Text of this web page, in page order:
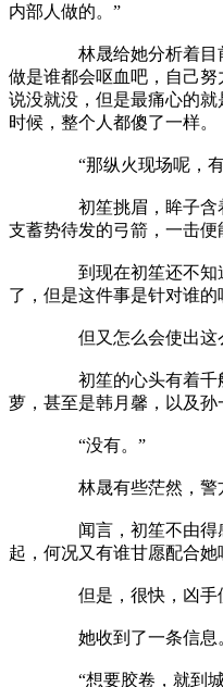
内部人做的。”
林晟给她分析着目前
做是谁都会呕血吧，自己
说没就没，但是最痛心的
时候，整个人都傻了一样。
“那纵火现场呢，有
初笙挑眉，眸子含着
支蓄势待发的弓箭，一击便
到现在初笙还不知道
了，但是这件事是针对谁
但又怎么会使出这么
初笙的心头有着千般
萝，甚至是韩月馨，以及孙
“没有。”
林晟有些茫然，警方
闻言，初笙不由得感
起，何况又有谁甘愿配合她
但是，很快，凶手便
她收到了一条信息
“想要胶卷，就到城